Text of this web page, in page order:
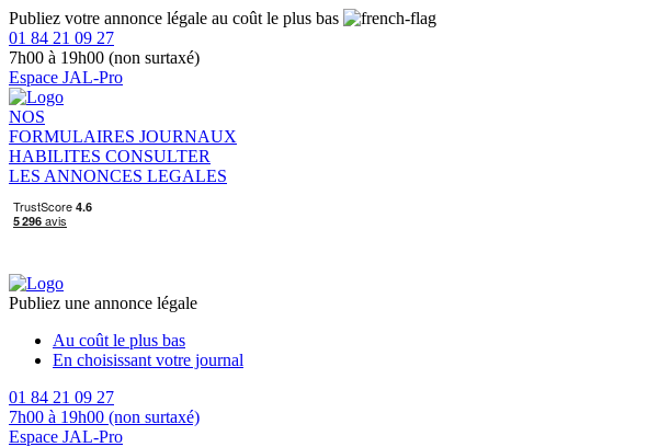
Publiez votre annonce légale au coût le plus bas
01 84 21 09 27
7h00 à 19h00 (non surtaxé)
Espace JAL-Pro
NOS
FORMULAIRES JOURNAUX
HABILITES CONSULTER
LES ANNONCES LEGALES
Publiez une annonce légale
Au coût le plus bas
En choisissant votre journal
01 84 21 09 27
7h00 à 19h00 (non surtaxé)
Espace JAL-Pro